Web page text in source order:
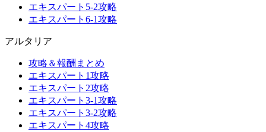
エキスパート5-2攻略
エキスパート6-1攻略
アルタリア
攻略＆報酬まとめ
エキスパート1攻略
エキスパート2攻略
エキスパート3-1攻略
エキスパート3-2攻略
エキスパート4攻略